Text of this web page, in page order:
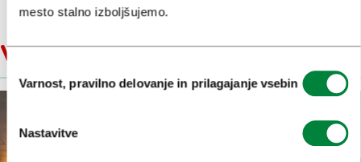
mesto stalno izboljšujemo.
soglasja
Varnost, pravilno delovanje in prilagajanje vsebin
Nastavitve
V bližini